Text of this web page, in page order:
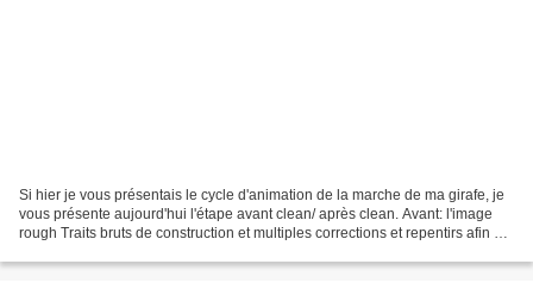
Si hier je vous présentais le cycle d'animation de la marche de ma girafe, je
vous présente aujourd'hui l'étape avant clean/ après clean. Avant: l'image
rough Traits bruts de construction et multiples corrections et repentirs afin de